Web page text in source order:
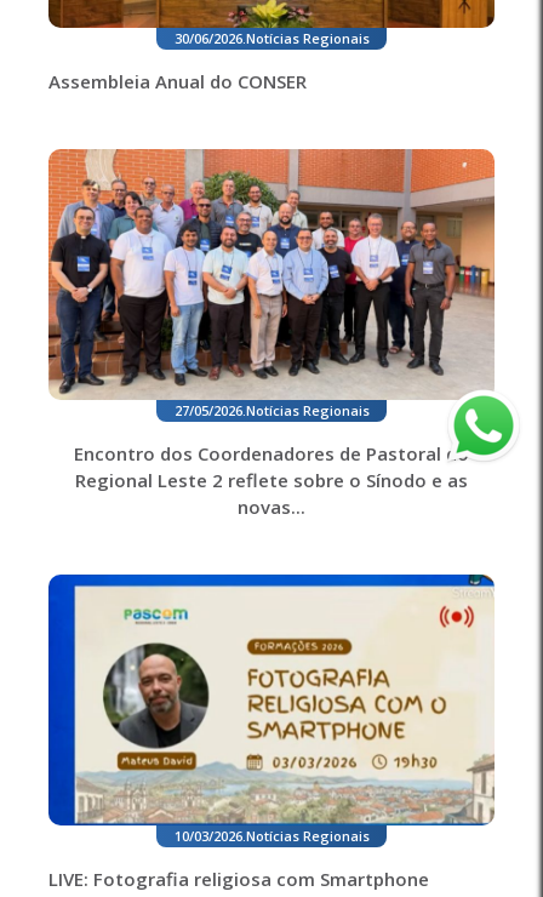
30/06/2026. Notícias Regionais
Assembleia Anual do CONSER
27/05/2026. Notícias Regionais
Encontro dos Coordenadores de Pastoral do
Regional Leste 2 reflete sobre o Sínodo e as
novas...
10/03/2026. Notícias Regionais
LIVE: Fotografia religiosa com Smartphone